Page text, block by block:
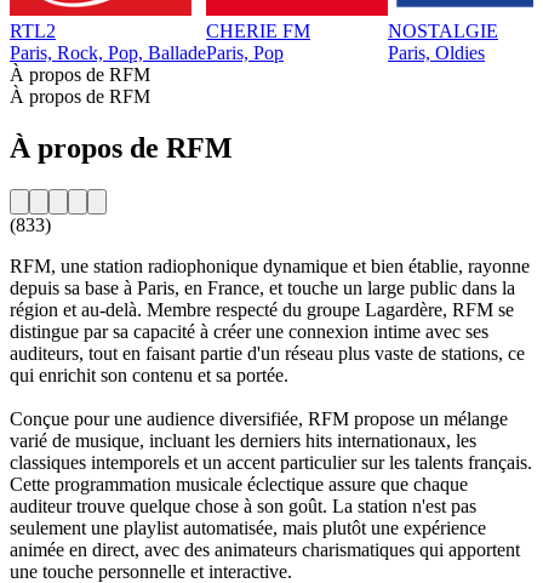
RTL2
Paris, Rock, Pop, Ballade
CHERIE FM
Paris, Pop
NOSTALGIE
Paris, Oldies
À propos de RFM
À propos de RFM
À propos de RFM
(833)
RFM, une station radiophonique dynamique et bien établie, rayonne
depuis sa base à Paris, en France, et touche un large public dans la
région et au-delà. Membre respecté du groupe Lagardère, RFM se
distingue par sa capacité à créer une connexion intime avec ses
auditeurs, tout en faisant partie d'un réseau plus vaste de stations, ce
qui enrichit son contenu et sa portée.
Conçue pour une audience diversifiée, RFM propose un mélange
varié de musique, incluant les derniers hits internationaux, les
classiques intemporels et un accent particulier sur les talents français.
Cette programmation musicale éclectique assure que chaque
auditeur trouve quelque chose à son goût. La station n'est pas
seulement une playlist automatisée, mais plutôt une expérience
animée en direct, avec des animateurs charismatiques qui apportent
une touche personnelle et interactive.